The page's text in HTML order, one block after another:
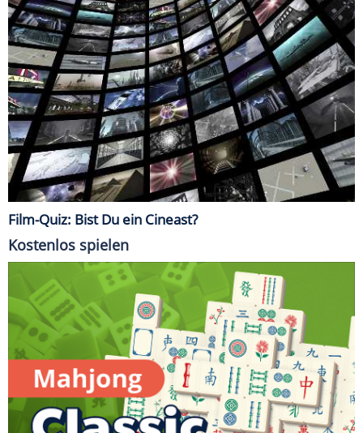
Film-Quiz: Bist Du ein Cineast?
Kostenlos spielen